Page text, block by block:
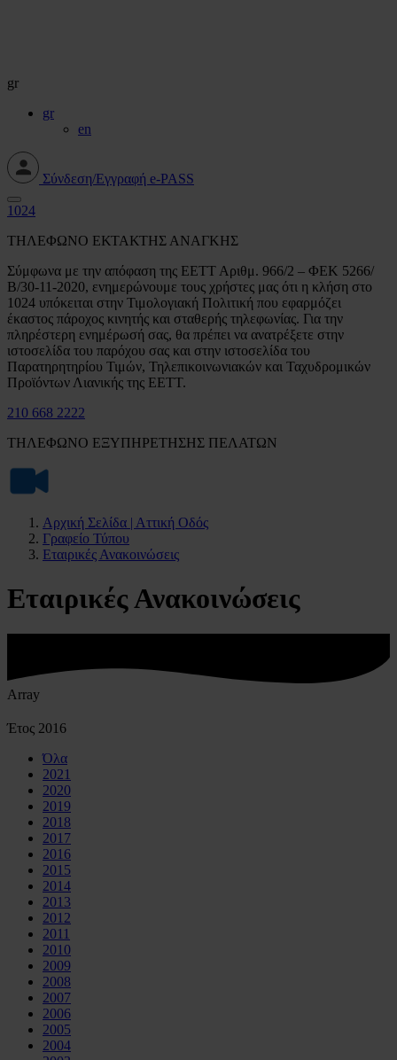
gr
gr
en
Σύνδεση/Εγγραφή e-PASS
1024
ΤΗΛΕΦΩΝΟ ΕΚΤΑΚΤΗΣ ΑΝΑΓΚΗΣ
Σύμφωνα με την απόφαση της ΕΕΤΤ Αριθμ. 966/2 – ΦΕΚ 5266/
Β/30-11-2020, ενημερώνουμε τους χρήστες μας ότι η κλήση στο
1024 υπόκειται στην Τιμολογιακή Πολιτική που εφαρμόζει
έκαστος πάροχος κινητής και σταθερής τηλεφωνίας. Για την
πληρέστερη ενημέρωσή σας, θα πρέπει να ανατρέξετε στην
ιστοσελίδα του παρόχου σας και στην ιστοσελίδα του
Παρατηρητηρίου Τιμών, Τηλεπικοινωνιακών και Ταχυδρομικών
Προϊόντων Λιανικής της ΕΕΤΤ.
210 668 2222
ΤΗΛΕΦΩΝΟ ΕΞΥΠΗΡΕΤΗΣΗΣ ΠΕΛΑΤΩΝ
Αρχική Σελίδα | Αττική Οδός
Γραφείο Τύπου
Εταιρικές Ανακοινώσεις
Εταιρικές Ανακοινώσεις
Array
Έτος 2016
Όλα
2021
2020
2019
2018
2017
2016
2015
2014
2013
2012
2011
2010
2009
2008
2007
2006
2005
2004